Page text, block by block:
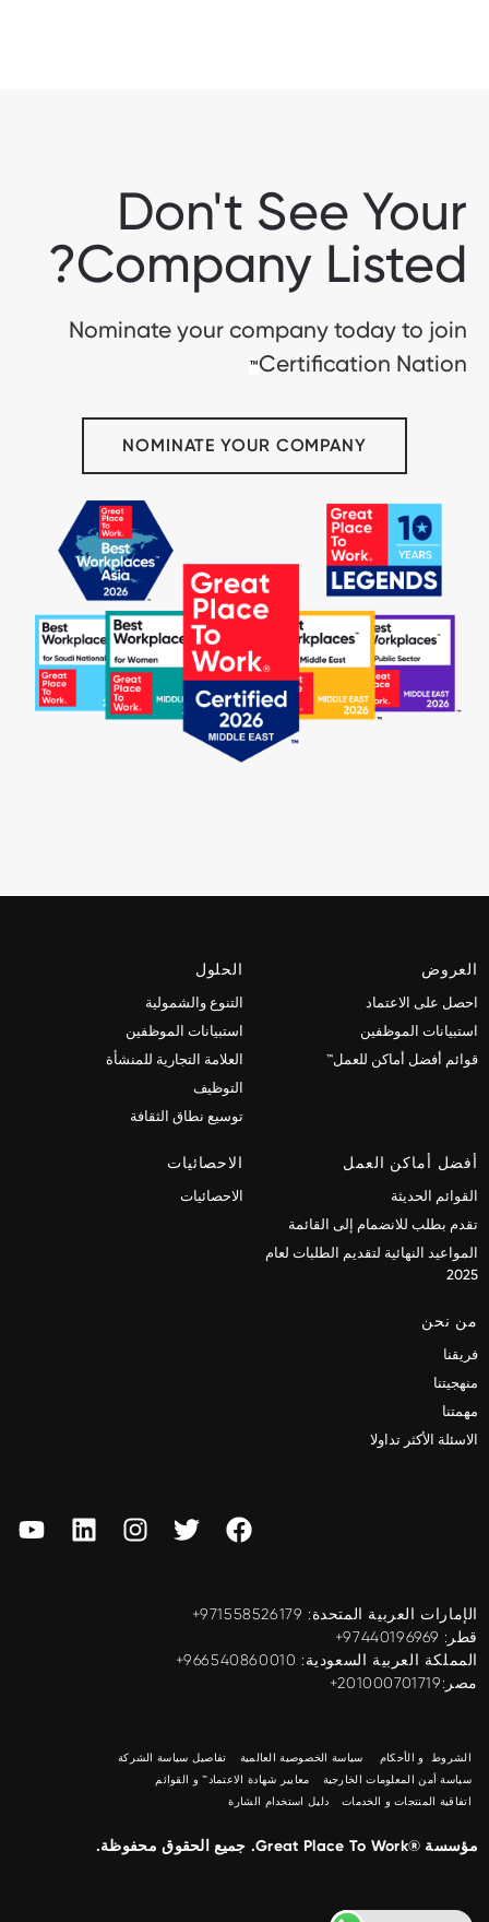
Don't See Your
Company Listed?
Nominate your company today to join
Certification Nation
™
NOMINATE YOUR COMPANY
العروض
احصل على الاعتماد
استبيانات الموظفين
قوائم أفضل أماكن للعمل™
الحلول
التنوع والشمولية
استبيانات الموظفين
العلامة التجارية للمنشأة
التوظيف
توسيع نطاق الثقافة
أفضل أماكن العمل
القوائم الحديثة
تقدم بطلب للانضمام إلى القائمة
المواعيد النهائية لتقديم الطلبات لعام
2025
الاحصائيات
الاحصائيات
من نحن
فريقنا
منهجيتنا
مهمتنا
الاسئلة الأكثر تداولا
الإمارات العربية المتحدة: ‎+971558526179
قطر: ‎+97440196969
المملكة العربية السعودية: ‎+966540860010
مصر:201000701719+
الشروط و الأحكام سياسة الخصوصية العالمية
تفاصيل سياسة الشركة
سياسة أمن المعلومات الخارجية
معايير شهادة الاعتماد™ و القوائم
اتفاقية المنتجات و الخدمات
دليل استخدام الشارة
مؤسسة ®Great Place To Work. جميع الحقوق محفوظة.